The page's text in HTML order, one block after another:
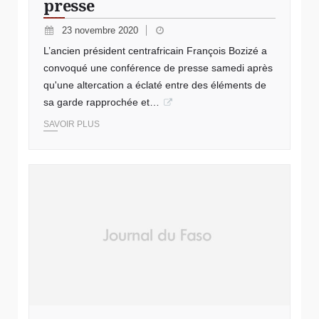
presse
23 novembre 2020
L’ancien président centrafricain François Bozizé a
convoqué une conférence de presse samedi après
qu'une altercation a éclaté entre des éléments de
sa garde rapprochée et…
SAVOIR PLUS